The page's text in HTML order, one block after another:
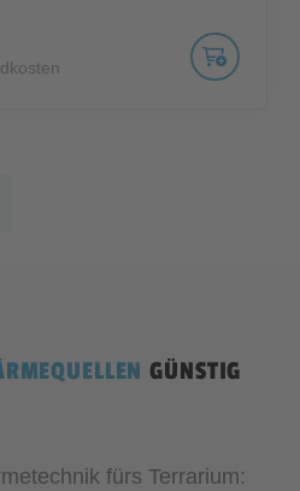
GÜNSTIG
fürs Terrarium: